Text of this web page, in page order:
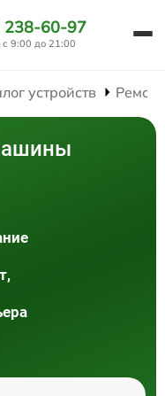
238-60-97
9:00 до 21:00
устройств